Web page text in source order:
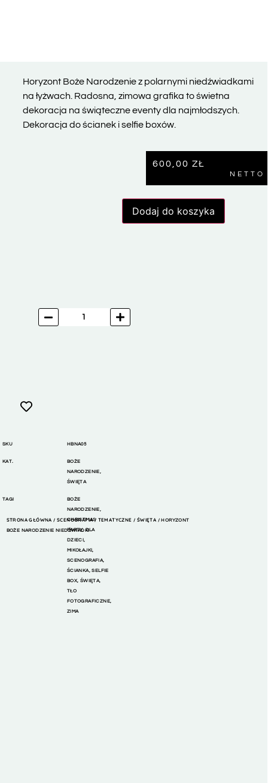
Horyzont Boże Narodzenie z polarnymi niedźwiadkami
na łyżwach. Radosna, zimowa grafika to świetna
dekoracja na świąteczne eventy dla najmłodszych.
Dekoracja do ścianek i selfie boxów.
600,00 ZŁ
NETTO
Dodaj do koszyka
SKU HBNA05
KAT.
BOŻE
NARODZENIE,
ŚWIĘTA
TAGI
BOŻE
NARODZENIE,
CHRISTMAS
PARTY,DLA
DZIECI,
MIKOŁAJKI,
SCENOGRAFIA,
ŚCIANKA,SELFIE
BOX, ŚWIĘTA,
TŁO
FOTOGRAFICZNE,
ZIMA
STRONA GŁÓWNA /SCENOGRAFIA/ TEMATYCZNE / ŚWIĘTA / HORYZONT
BOŻE NARODZENIE NIEDŹWIADKI